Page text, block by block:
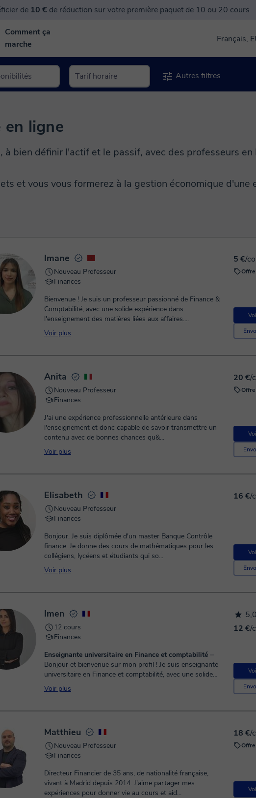
de 10 € de réduction sur votre première paquet de 10 ou 20 cours
Comment ça
marche
Français,
Autres filtres
en ligne
bien définir l'actif et le passif, avec des professeurs en
et vous vous formerez à la gestion économique d'une
5 €/
Imane
Nouveau Professeur
Finances
Bienvenue ! Je suis un professeur passionné de Finance &
Comptabilité, avec une solide expérience dans
l'enseignement des matières liées aux affaires....
Voir plus
20 €/
Anita
Nouveau Professeur
Finances
J'ai une expérience professionnelle antérieure dans
l'enseignement et donc capable de savoir transmettre un
contenu avec de bonnes chances qu&...
Voir plus
16 €/
Elisabeth
Nouveau Professeur
Finances
Bonjour. Je suis diplômée d'un master Banque Contrôle
finance. Je donne des cours de mathématiques pour les
collégiens, lycéens et étudiants qui so...
Voir plus
5,0
12 €/
Imen
12 cours
Finances
Enseignante universitaire en Finance et comptabilité ⏤
Bonjour et bienvenue sur mon profil ! Je suis enseignante
universitaire en Finance et comptabilité, avec une solide
expérience dans l’accompagnement ...
Voir plus
18 €/
Matthieu
Nouveau Professeur
Finances
Directeur Financier de 35 ans, de nationalité française,
vivant à Madrid depuis 2014. J'aime partager mes
expériences pour donner vie au cours et aid...